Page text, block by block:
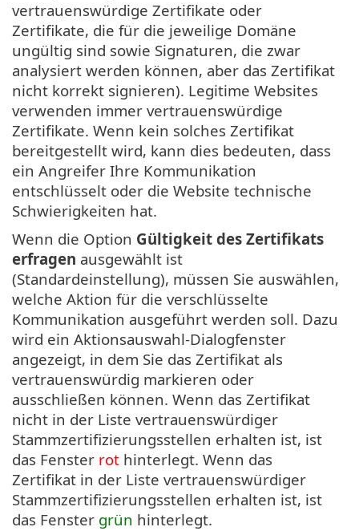
vertrauenswürdige Zertifikate oder
Zertifikate, die für die jeweilige Domäne
ungültig sind sowie Signaturen, die zwar
analysiert werden können, aber das Zertifikat
nicht korrekt signieren). Legitime Websites
verwenden immer vertrauenswürdige
Zertifikate. Wenn kein solches Zertifikat
bereitgestellt wird, kann dies bedeuten, dass
ein Angreifer Ihre Kommunikation
entschlüsselt oder die Website technische
Schwierigkeiten hat.
Wenn die Option Gültigkeit des Zertifikats
erfragen ausgewählt ist
(Standardeinstellung), müssen Sie auswählen,
welche Aktion für die verschlüsselte
Kommunikation ausgeführt werden soll. Dazu
wird ein Aktionsauswahl-Dialogfenster
angezeigt, in dem Sie das Zertifikat als
vertrauenswürdig markieren oder
ausschließen können. Wenn das Zertifikat
nicht in der Liste vertrauenswürdiger
Stammzertifizierungsstellen erhalten ist, ist
das Fenster rot hinterlegt. Wenn das
Zertifikat in der Liste vertrauenswürdiger
Stammzertifizierungsstellen erhalten ist, ist
das Fenster grün hinterlegt.